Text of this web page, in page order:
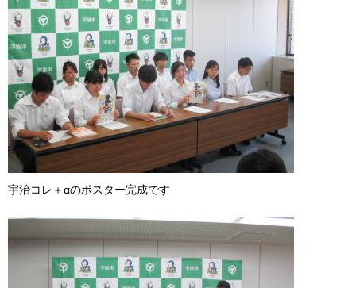
宇治コレ＋αのポスター完成です